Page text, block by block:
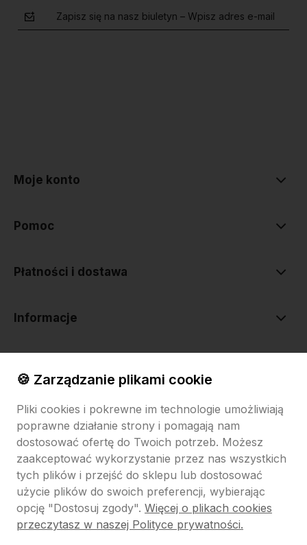
Pokaż filtry
Zapisz się na nasz biuletyn – Wpisz adres e-mail
Moje konto
Pomoc
Płatności i dostawa
Informacje
Sklep internetowy Shoper.pl Szablon Shoper Modern 3.0™
GrowCommerce
🍪 Zarządzanie plikami cookie
Pliki cookies i pokrewne im technologie umożliwiają
poprawne działanie strony i pomagają nam
dostosować ofertę do Twoich potrzeb. Możesz
zaakceptować wykorzystanie przez nas wszystkich
tych plików i przejść do sklepu lub dostosować
użycie plików do swoich preferencji, wybierając
opcję "Dostosuj zgody". Więcej o plikach cookies
przeczytasz w naszej Polityce prywatności.